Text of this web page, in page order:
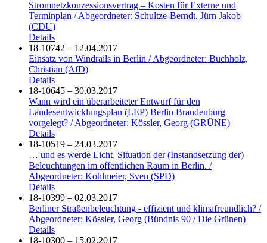
Stromnetzkonzessionsvertrag – Kosten für Externe und
Terminplan / Abgeordneter: Schultze-Berndt, Jürn Jakob
(CDU)
Details
18-10742 – 12.04.2017
Einsatz von Windrails in Berlin / Abgeordneter: Buchholz,
Christian (AfD)
Details
18-10645 – 30.03.2017
Wann wird ein überarbeiteter Entwurf für den
Landesentwicklungsplan (LEP) Berlin Brandenburg
vorgelegt? / Abgeordneter: Kössler, Georg (GRÜNE)
Details
18-10519 – 24.03.2017
… und es werde Licht. Situation der (Instandsetzung der)
Beleuchtungen im öffentlichen Raum in Berlin. /
Abgeordneter: Kohlmeier, Sven (SPD)
Details
18-10399 – 02.03.2017
Berliner Straßenbeleuchtung - effizient und klimafreundlich? /
Abgeordneter: Kössler, Georg (Bündnis 90 / Die Grünen)
Details
18-10300 – 15.02.2017